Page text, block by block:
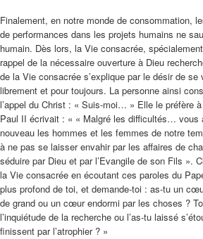
Finalement, en notre monde de consommation,
de performances dans les projets humains ne
humain. Dès lors, la Vie consacrée,
rappel de la nécessaire ouverture à Dieu
de la Vie consacrée s’explique par le désir de
librement et pour toujours. La personne ainsi
l’appel du Christ : « Suis-moi… » Elle le préfère
Paul II écrivait : « « Malgré les difficultés… vous
nouveau les hommes et les femmes de notre
à ne pas se laisser envahir par les affaires de
séduire par Dieu et par l’Evangile de son Fils ».
la Vie consacrée en écoutant ces paroles du
plus profond de toi, et demande-toi : as-tu un
de grand ou un cœur endormi par les choses ?
l’inquiétude de la recherche ou l’as-tu laissé
finissent par l’atrophier ? »